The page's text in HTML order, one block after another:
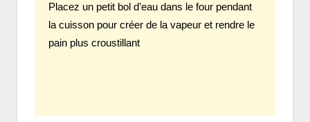
Placez un petit bol d’eau dans le four pendant
la cuisson pour créer de la vapeur et rendre le
pain plus croustillant